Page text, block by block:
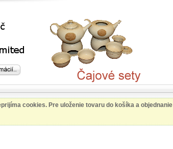
cookies. Pre uloženie tovaru do košíka a objednanie